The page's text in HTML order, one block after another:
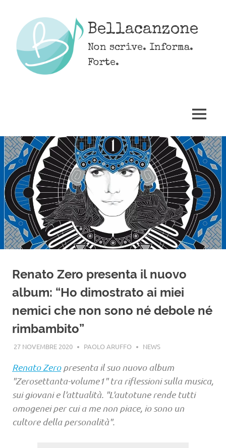
content
Bellacanzone
Non scrive. Informa.
Forte.
MENU
Renato Zero presenta il nuovo
album: “Ho dimostrato ai miei
nemici che non sono né debole né
rimbambito”
27 NOVEMBRE 2020 PAOLO ARUFFO NEWS
Renato Zeropresenta il suo nuovo album
"Zerosettanta-volume1" tra riflessioni sulla musica,
sui giovani e l'attualità. "L'autotune rende tutti
omogenei per cui a me non piace, io sono un
cultore della personalità".